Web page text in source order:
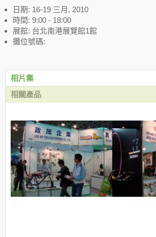
日期: 16-19 三月, 2010
時間: 9:00 - 18:00
展館: 台北南港展覽館1館
攤位號碼:
相片集
相關產品